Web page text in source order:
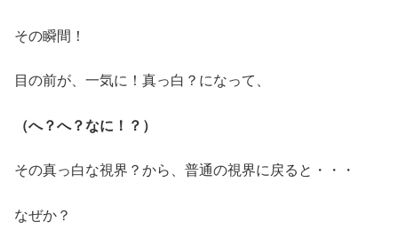
その瞬間！
目の前が、一気に！真っ白？になって、
（へ？へ？なに！？）
その真っ白な視界？から、普通の視界に戻ると・・・
なぜか？